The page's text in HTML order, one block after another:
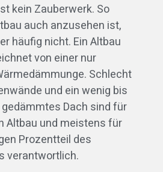
kein Zauberwerk. So
auch anzusehen ist,
häufig nicht. Ein Altbau
von einer nur
Schlecht
und ein wenig bis
Dach sind für
Altbau und meistens für
Prozentteil des
verantwortlich.